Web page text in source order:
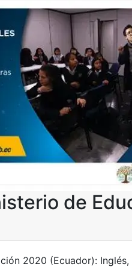
de
2020 (Ecuador):